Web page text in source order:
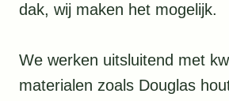
dak, wij maken het mogelijk.
We werken uitsluitend met
materialen zoals Douglas